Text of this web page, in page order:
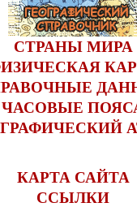
СТРАНЫ МИРА
ЧАСОВЫЕ
КАРТА САЙТА
ССЫЛКИ